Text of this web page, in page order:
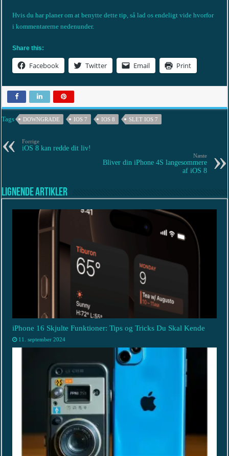
Hvis du har planer om at benytte dette tip, så lad os endeligt vide hvorfor
i kommentarerne nedenunder.
Share this:
Facebook Twitter Email Print
Tags DOWNGRADE IOS 7 IOS 8 SLET IOS 7
Forrige
iOS 8 kan redde dit liv!
Næste
Bliver din iPhone 4S langesommere
af iOS 8
Lignende artikler
iPhone 16 Skjulte Funktioner: Tips og Tricks Du Skal Kende
11. september 2024